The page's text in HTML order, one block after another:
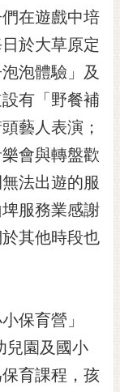
在遊戲中培
於大草原定
泡體驗」及
有「野餐補
藝人表演；
會與轉盤歡
法出遊的服
服務業感謝
其他時段也
保育營」
兒園及國小
育課程，孩